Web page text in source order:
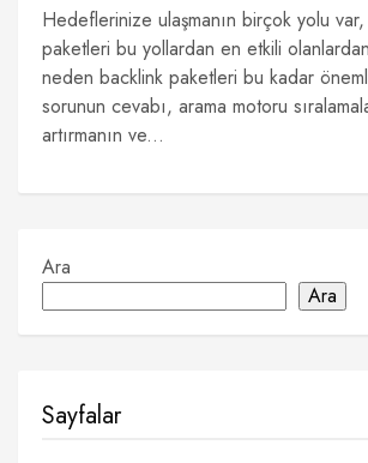
Hedeflerinize ulaşmanın birçok yolu
paketleri bu yollardan en etkili
neden backlink paketleri bu kadar
sorunun cevabı, arama motoru
artırmanın ve...
Ara
Ara
Sayfalar